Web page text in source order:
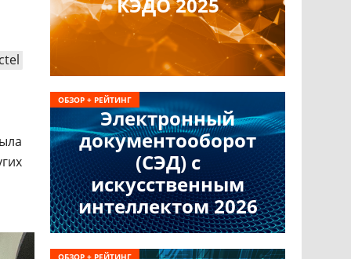
Электронный
документооборот
(СЭД) с
искусственным
интеллектом 2026
ОБЗОР + РЕЙТИНГ
ОБЗОР + РЕЙТИНГ